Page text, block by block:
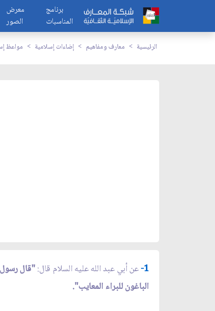
معرض
الصور
برنامج
المناسبات
الرئيسية معارف ومفاهيم إضاءات إسلامية مواعظ
1- عن أبي عبد الله عليه السلام قال:"قال رسول
الباغون للبراء المعايب".